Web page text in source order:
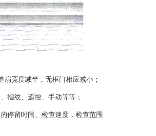
扇宽度减半，无框门相应减小；
指纹、遥控、手动等等；
停留时间、检查速度，检查范围